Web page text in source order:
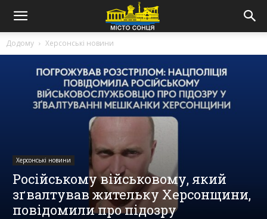
Додому Херсонські новини
Херсонські новини
Російському військовому, який
зґвалтував жительку Херсонщини,
повідомили про підозру